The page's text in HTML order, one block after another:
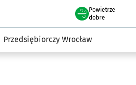
Powietrze
we Wrocławiu
dobre
Przedsiębiorczy Wrocław